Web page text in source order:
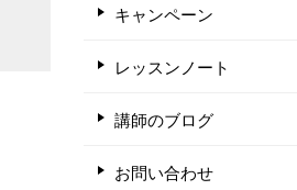
キャンペーン
レッスンノート
講師のブログ
お問い合わせ